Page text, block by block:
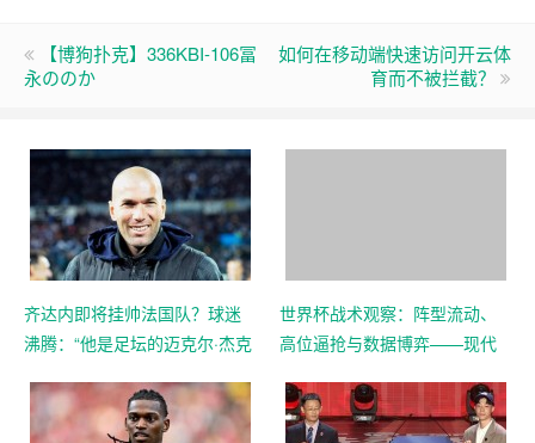
【博狗扑克】336KBI-106冨
永ののか
如何在移动端快速访问开云体
育而不被拦截？
齐达内即将挂帅法国队？球迷
沸腾：“他是足坛的迈克尔·杰克
世界杯战术观察：阵型流动、
高位逼抢与数据博弈——现代